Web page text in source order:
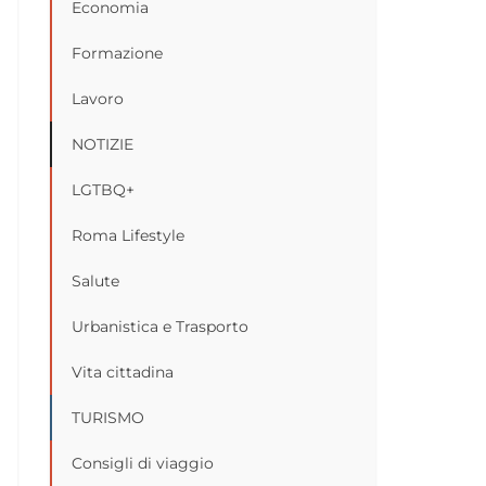
Economia
Formazione
Lavoro
NOTIZIE
LGTBQ+
Roma Lifestyle
Salute
Urbanistica e Trasporto
Vita cittadina
TURISMO
Consigli di viaggio